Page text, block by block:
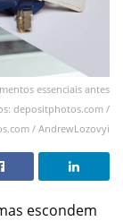
essenciais antes
depositphotos.com /
/ AndrewLozovyi
escondem